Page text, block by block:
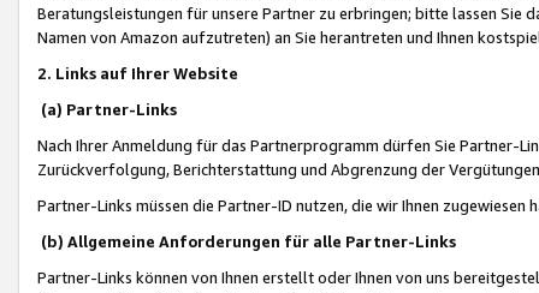
Beratungsleistungen für unsere Partner zu erbringen; bitte lassen Sie
Namen von Amazon aufzutreten) an Sie herantreten und Ihnen
2. Links auf Ihrer Website
(a) Partner-Links
Nach Ihrer Anmeldung für das Partnerprogramm dürfen Sie Partner-
Zurückverfolgung, Berichterstattung und Abgrenzung der
Partner-Links müssen die Partner-ID nutzen, die wir Ihnen zugewiesen
(b) Allgemeine Anforderungen für alle Partner-Links
Partner-Links können von Ihnen erstellt oder Ihnen von uns